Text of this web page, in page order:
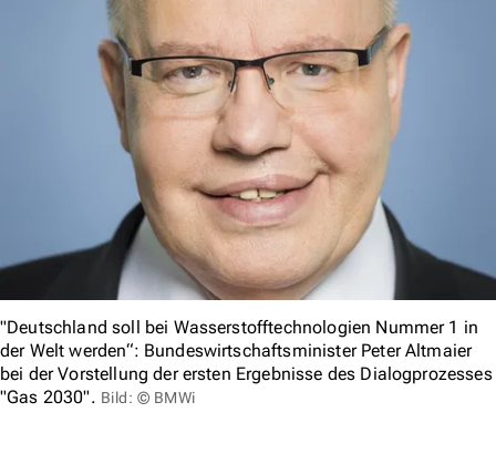
"Deutschland soll bei Wasserstofftechnologien Nummer 1 in
der Welt werden“: Bundeswirtschaftsminister Peter Altmaier
bei der Vorstellung der ersten Ergebnisse des Dialogprozesses
"Gas 2030". Bild: © BMWi